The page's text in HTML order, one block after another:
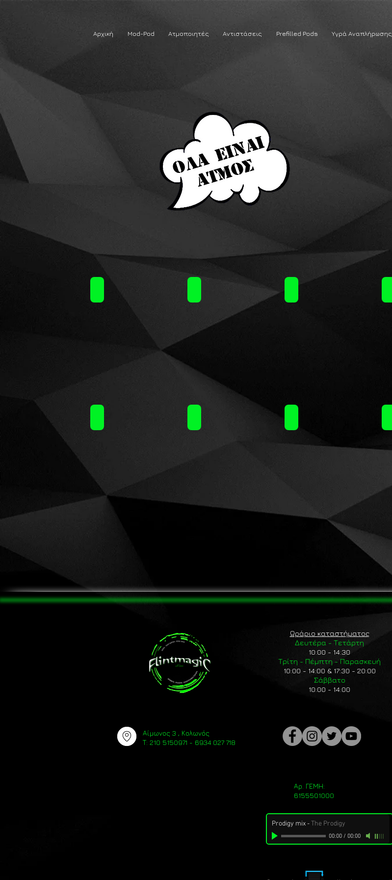
Αρχική Mod-Pod Ατμοποιητές Αντιστάσεις Prefilled Pods Υγρά Αναπλήρωσης
Terror Train by Steam Train (10ml)30ml / 6.50€
Αίμωνος 3 , Κολωνός
Τ: 210 5150971 - 6934 027 718
Ωράριο καταστήματος
Δευτέρα - Τετάρτη
10:00 - 14:30
Τρίτη - Πέμπτη - Παρασκευή
10:00 - 14:00 & 17:30 - 20:00
Σάββατο
10:00 - 14:00
Αρ. ΓΕΜΗ:
6155501000
Prodigy mix-The Prodigy
00:00/ 00:00